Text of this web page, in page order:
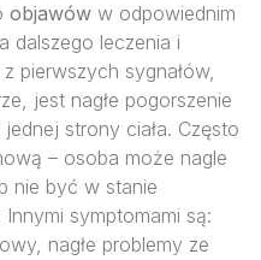
objawów w odpowiednim
dalszego leczenia i
pierwszych sygnałów,
jest nagłe pogorszenie
strony ciała. Często
– osoba może nagle
nie być w stanie
symptomami są:
nagłe problemy ze